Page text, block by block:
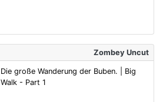
Zombey Uncut
Die große Wanderung der Buben. | Big
Walk - Part 1